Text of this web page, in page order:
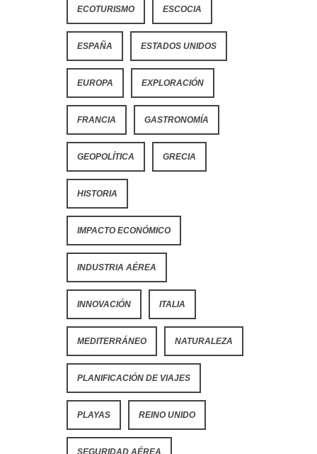
ECOTURISMO ESCOCIA
ESPAÑA ESTADOS UNIDOS
EUROPA EXPLORACIÓN
FRANCIA GASTRONOMÍA
GEOPOLÍTICA GRECIA
HISTORIA
IMPACTO ECONÓMICO
INDUSTRIA AÉREA
INNOVACIÓN ITALIA
MEDITERRÁNEO NATURALEZA
PLANIFICACIÓN DE VIAJES
PLAYAS REINO UNIDO
SEGURIDAD AÉREA